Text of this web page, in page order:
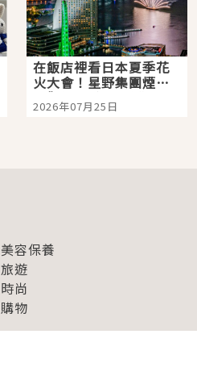
在飯店裡看日本夏季花
火大會！星野集團煙火
景觀飯店6選，讓你不用
人擠人悠閒欣賞
2026年07月25日
美容保養
旅遊
時尚
購物